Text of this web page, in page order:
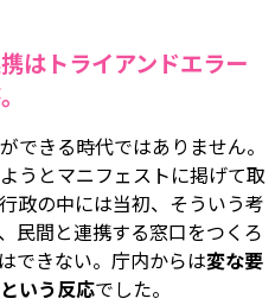
携はトライアンドエラー
できる時代ではありません。
うとマニフェストに掲げて取
政の中には当初、そういう考
民間と連携する窓口をつくろ
できない。庁内からは変な要
いう反応でした。